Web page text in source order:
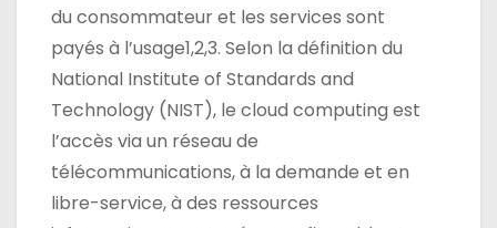
du consommateur et les services sont
payés à l’usage1,2,3. Selon la définition du
National Institute of Standards and
Technology (NIST), le cloud computing est
l’accès via un réseau de
télécommunications, à la demande et en
libre-service, à des ressources